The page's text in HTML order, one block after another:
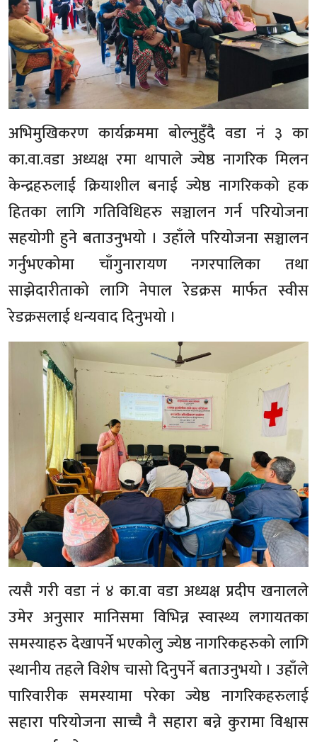
अभिमुखिकरण कार्यक्रममा बोल्नुहुँदै वडा नं ३ का
का.वा.वडा अध्यक्ष रमा थापाले ज्येष्ठ नागरिक मिलन
केन्द्रहरुलाई क्रियाशील बनाई ज्येष्ठ नागरिकको हक
हितका लागि गतिविधिहरु सञ्चालन गर्न परियोजना
सहयोगी हुने बताउनुभयो । उहाँले परियोजना सञ्चालन
गर्नुभएकोमा चाँगुनारायण नगरपालिका तथा
साझेदारीताको लागि नेपाल रेडक्रस मार्फत स्वीस
रेडक्रसलाई धन्यवाद दिनुभयो ।
त्यसै गरी वडा नं ४ का.वा वडा अध्यक्ष प्रदीप खनालले
उमेर अनुसार मानिसमा विभिन्न स्वास्थ्य लगायतका
समस्याहरु देखापर्ने भएकोलु ज्येष्ठ नागरिकहरुको लागि
स्थानीय तहले विशेष चासो दिनुपर्ने बताउनुभयो । उहाँले
पारिवारीक समस्यामा परेका ज्येष्ठ नागरिकहरुलाई
सहारा परियोजना साच्चै नै सहारा बन्ने कुरामा विश्वास